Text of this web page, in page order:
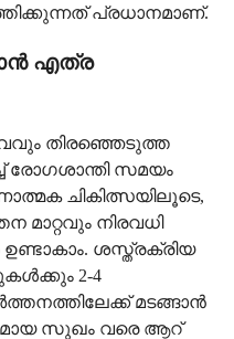
പ്രധാനമാണ്.
എത്ര
തിരഞ്ഞെടുത്ത
രോഗശാന്തി സമയം
ചികിത്സയിലൂടെ,
മാറ്റവും നിരവധി
ശസ്ത്രക്രിയ
2-4
മടങ്ങാൻ
സുഖം വരെ ആറ്